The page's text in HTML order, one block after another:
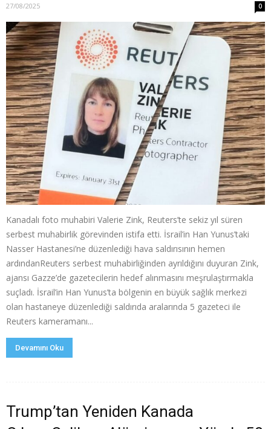
27/08/2025 0
Kanadalı foto muhabiri Valerie Zink, Reuters’te sekiz yıl süren
serbest muhabirlik görevinden istifa etti. İsrail’in Han Yunus’taki
Nasser Hastanesi’ne düzenlediği hava saldırısının hemen
ardındanReuters serbest muhabirliğinden ayrıldığını duyuran Zink,
ajansı Gazze’de gazetecilerin hedef alınmasını meşrulaştırmakla
suçladı. İsrail’in Han Yunus’ta bölgenin en büyük sağlık merkezi
olan hastaneye düzenlediği saldırıda aralarında 5 gazeteci ile
Reuters kameramanı...
Devamını Oku
Trump’tan Yeniden Kanada